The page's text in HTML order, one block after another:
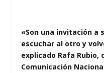
«Son una invitación a
escuchar al otro y
explicado Rafa Rubio,
Comunicación